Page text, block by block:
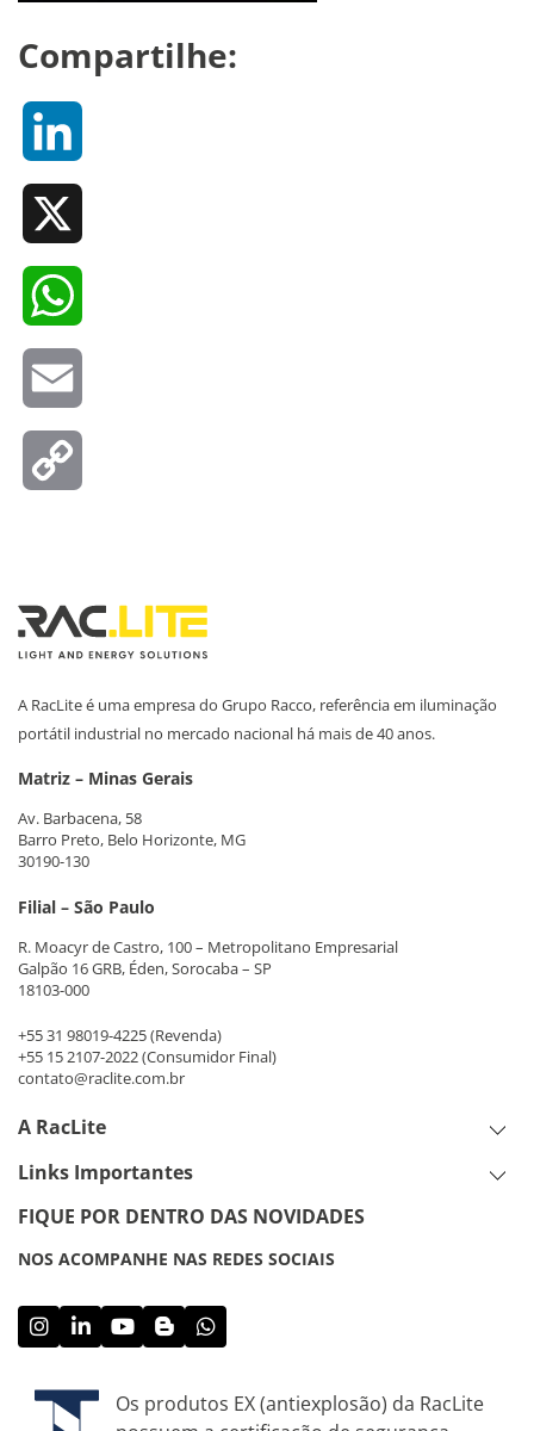
Compartilhe:
A RacLite é uma empresa do Grupo Racco, referência em iluminação
portátil industrial no mercado nacional há mais de 40 anos.
Matriz – Minas Gerais
Av. Barbacena, 58
Barro Preto, Belo Horizonte, MG
30190-130
Filial – São Paulo
R. Moacyr de Castro, 100 – Metropolitano Empresarial
Galpão 16 GRB, Éden, Sorocaba – SP
18103-000
+55 31 98019-4225(Revenda)
+55 15 2107-2022(Consumidor Final)
contato@raclite.com.br
A RacLite
Links Importantes
FIQUE POR DENTRO DAS NOVIDADES
NOS ACOMPANHE NAS REDES SOCIAIS
Os produtos EX (antiexplosão) da RacLite